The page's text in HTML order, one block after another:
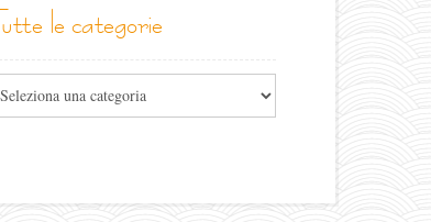
tutte le categorie